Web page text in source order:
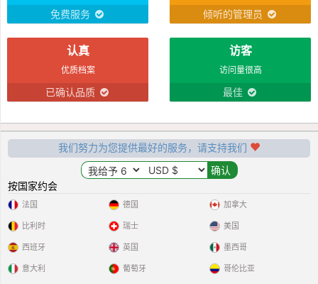
免费服务 倾听的管理员
认真
优质档案
已确认品质
访客
访问量很高
最佳
我们努力为您提供最好的服务，请支持我们
按国家约会
法国
比利时
西班牙
意大利
德国
瑞士
英国
葡萄牙
加拿大
美国
墨西哥
哥伦比亚